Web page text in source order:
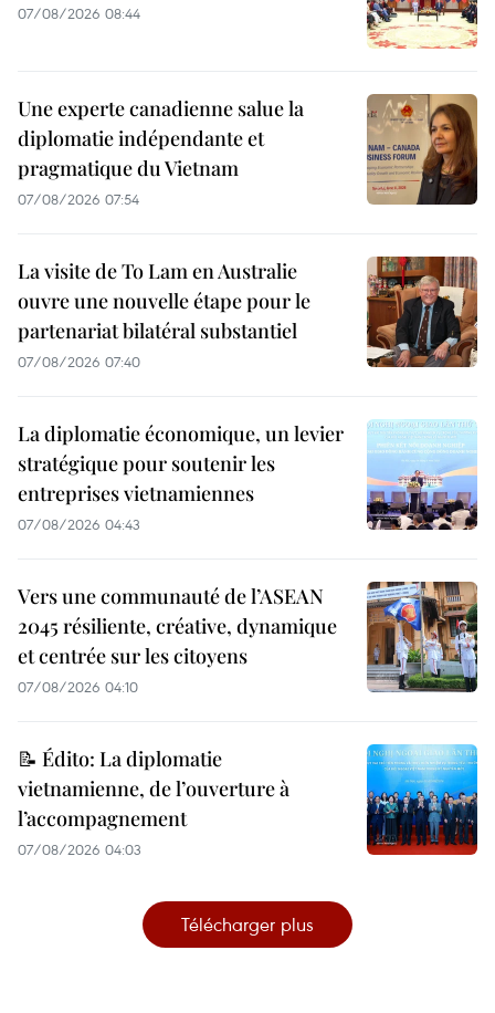
07/08/2026 08:44
Une experte canadienne salue la
diplomatie indépendante et
pragmatique du Vietnam
07/08/2026 07:54
La visite de To Lam en Australie
ouvre une nouvelle étape pour le
partenariat bilatéral substantiel
07/08/2026 07:40
La diplomatie économique, un levier
stratégique pour soutenir les
entreprises vietnamiennes
07/08/2026 04:43
Vers une communauté de l’ASEAN
2045 résiliente, créative, dynamique
et centrée sur les citoyens
07/08/2026 04:10
📝 Édito: La diplomatie
vietnamienne, de l’ouverture à
l’accompagnement
07/08/2026 04:03
Télécharger plus